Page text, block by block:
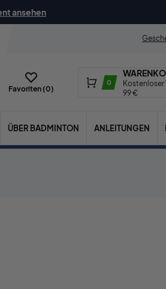
ansehen
Favoriten (0)
0
Kostenloser
99 €
ÜBER BADMINTON ANLEITUNGEN